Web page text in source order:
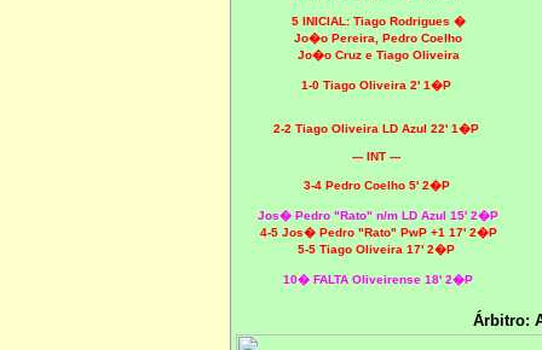
5 INICIAL: Tiago Rodrigues �
Jo�o Pereira, Pedro Coelho
Jo�o Cruz e Tiago Oliveira
1-0 Tiago Oliveira 2' 1�P
2-2 Tiago Oliveira LD Azul 22' 1�P
--- INT ---
3-4 Pedro Coelho 5' 2�P
Jos� Pedro "Rato" n/m LD Azul 15' 2�P
4-5 Jos� Pedro "Rato" PwP +1 17' 2�P
5-5 Tiago Oliveira 17' 2�P
10� FALTA Oliveirense 18' 2�P
Árbitro: